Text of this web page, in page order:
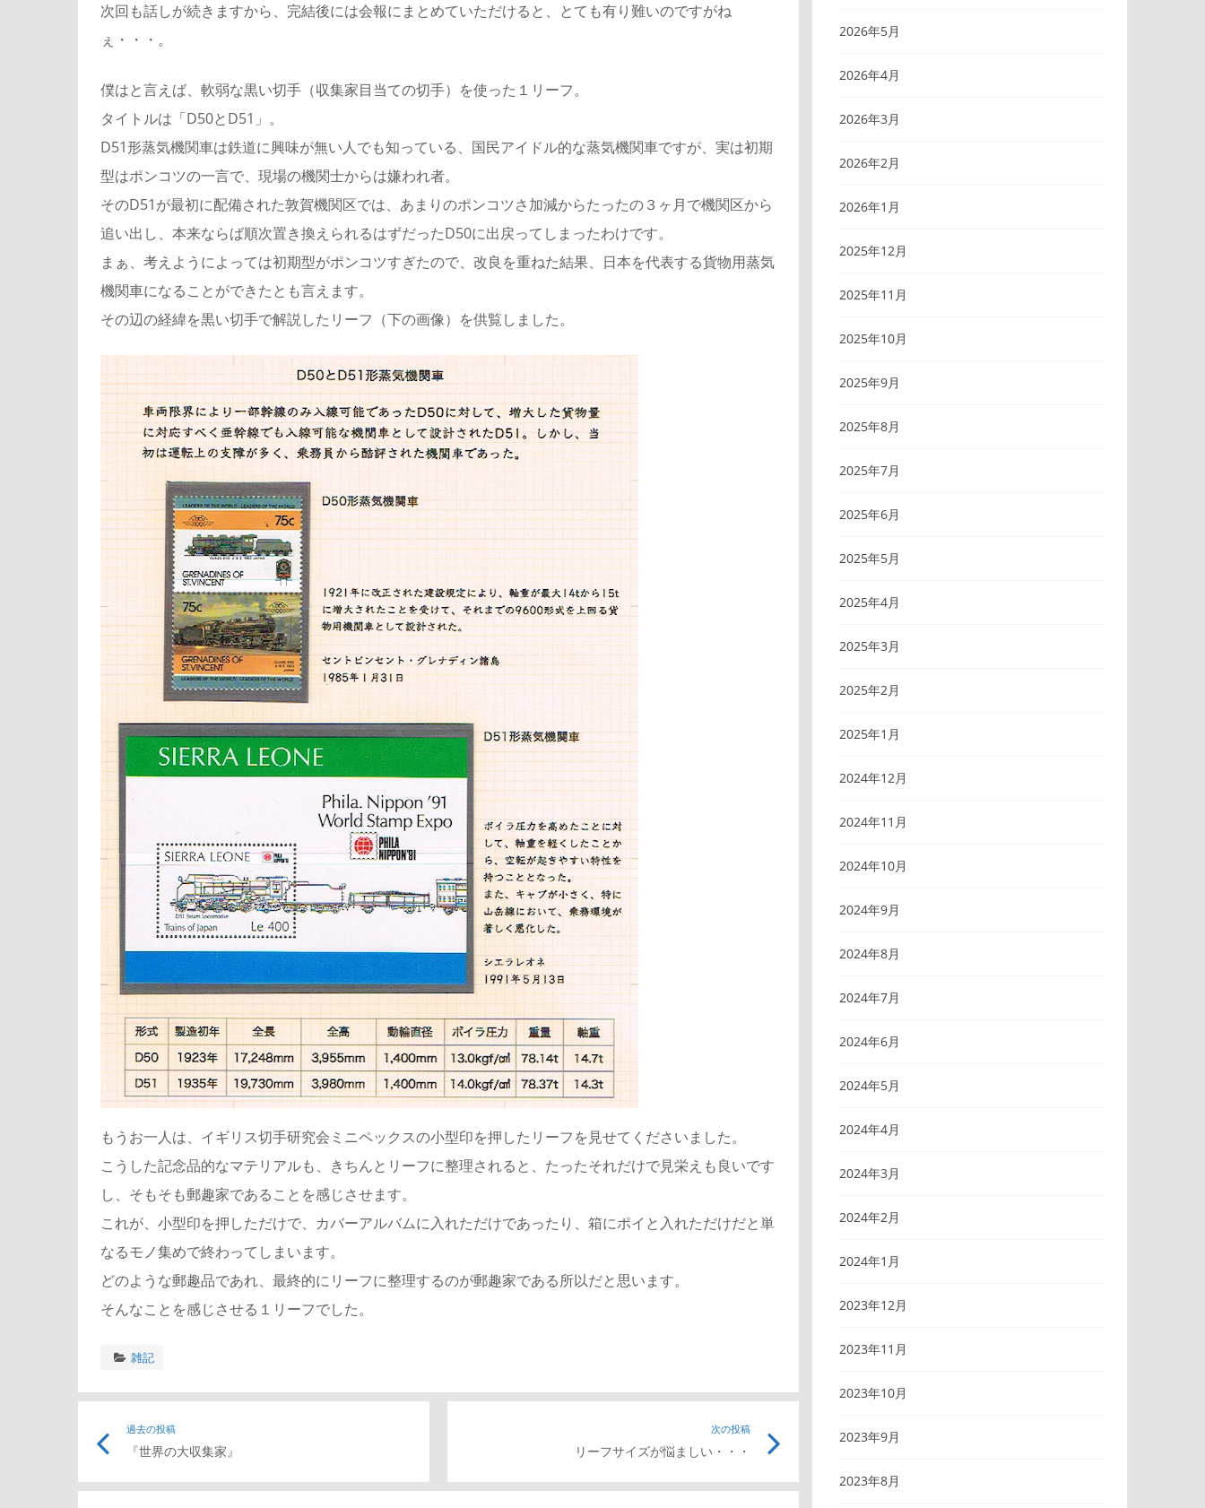
次回も話しが続きますから、完結後には会報にまとめていただけると、とても有り難いのですがね
ぇ・・・。
僕はと言えば、軟弱な黒い切手（収集家目当ての切手）を使った１リーフ。
タイトルは「D50とD51」。
D51形蒸気機関車は鉄道に興味が無い人でも知っている、国民アイドル的な蒸気機関車ですが、実は初期
型はポンコツの一言で、現場の機関士からは嫌われ者。
そのD51が最初に配備された敦賀機関区では、あまりのポンコツさ加減からたったの３ヶ月で機関区から
追い出し、本来ならば順次置き換えられるはずだったD50に出戻ってしまったわけです。
まぁ、考えようによっては初期型がポンコツすぎたので、改良を重ねた結果、日本を代表する貨物用蒸気
機関車になることができたとも言えます。
その辺の経緯を黒い切手で解説したリーフ（下の画像）を供覧しました。
もうお一人は、イギリス切手研究会ミニペックスの小型印を押したリーフを見せてくださいました。
こうした記念品的なマテリアルも、きちんとリーフに整理されると、たったそれだけで見栄えも良いです
し、そもそも郵趣家であることを感じさせます。
これが、小型印を押しただけで、カバーアルバムに入れただけであったり、箱にポイと入れただけだと単
なるモノ集めで終わってしまいます。
どのような郵趣品であれ、最終的にリーフに整理するのが郵趣家である所以だと思います。
そんなことを感じさせる１リーフでした。
雑記
稿
過去の投稿
『世界の大収集家』
記
次の投稿
リーフサイズが悩ましい・・・
記
2026年5月
2026年4月
2026年3月
2026年2月
2026年1月
2025年12月
2025年11月
2025年10月
2025年9月
2025年8月
2025年7月
2025年6月
2025年5月
2025年4月
2025年3月
2025年2月
2025年1月
2024年12月
2024年11月
2024年10月
2024年9月
2024年8月
2024年7月
2024年6月
2024年5月
2024年4月
2024年3月
2024年2月
2024年1月
2023年12月
2023年11月
2023年10月
2023年9月
2023年8月